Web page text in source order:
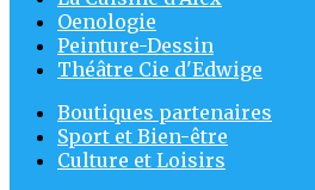
Oenologie
Peinture-Dessin
Théâtre Cie d'Edwige
Boutiques partenaires
Sport et Bien-être
Culture et Loisirs